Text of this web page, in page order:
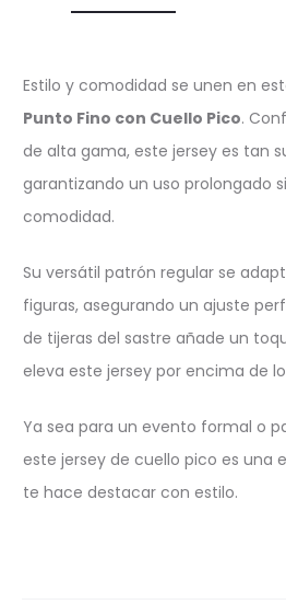
Estilo y comodidad se unen en
Punto Fino con Cuello Pico.
de alta gama, este jersey es tan
garantizando un uso prolongado
comodidad.
Su versátil patrón regular se
figuras, asegurando un ajuste
de tijeras del sastre añade un
eleva este jersey por encima de
Ya sea para un evento formal o
este jersey de cuello pico es una
te hace destacar con estilo.